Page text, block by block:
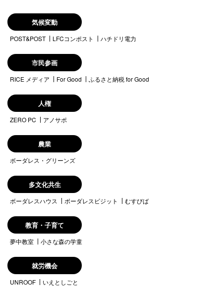
気候変動
POST&POST LFCコンポスト ハチドリ電力
市民参画
RICE メディア For Good ふるさと納税 for Good
人権
ZERO PC アノサポ
農業
ボーダレス・グリーンズ
多文化共生
ボーダレスハウス ボーダレスビジット むすびば
教育・子育て
夢中教室 小さな森の学童
就労機会
UNROOF いえとしごと